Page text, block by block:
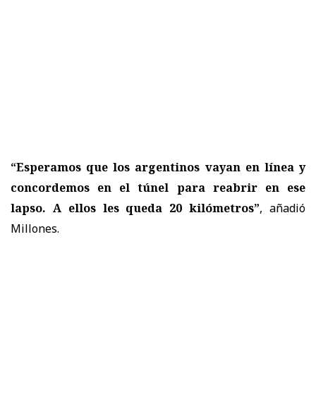
“Esperamos que los argentinos vayan en línea y
concordemos en el túnel para reabrir en ese
lapso. A ellos les queda 20 kilómetros”, añadió
Millones.